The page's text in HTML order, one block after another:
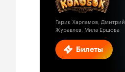
Билеты
Гарик Харламов, Дмитрий
Журавлев, Мила Ершова